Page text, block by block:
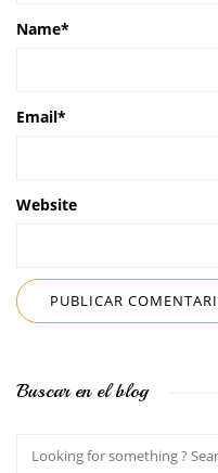
Name*
Email*
Website
Buscar en el blog